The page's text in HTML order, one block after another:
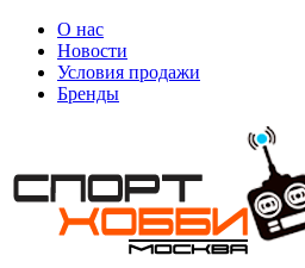
О нас
Новости
Условия продажи
Бренды